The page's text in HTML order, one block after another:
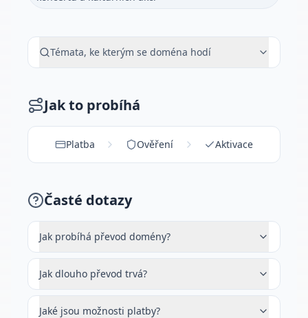
Témata, ke kterým se doména hodí
Jak to probíhá
Platba Ověření Aktivace
Časté dotazy
Jak probíhá převod domény?
Jak dlouho převod trvá?
Jaké jsou možnosti platby?